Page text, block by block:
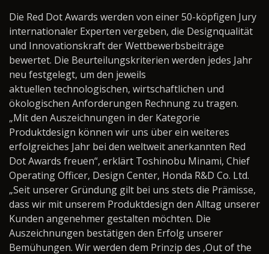
Die Red Dot Awards werden von einer 50-köpfigen Jury
internationaler Experten vergeben, die Designqualität
und Innovationskraft der Wettbewerbsbeiträge
bewertet. Die Beurteilungskriterien werden jedes Jahr
neu festgelegt, um den jeweils
aktuellen technologischen, wirtschaftlichen und
ökologischen Anforderungen Rechnung zu tragen.
„Mit den Auszeichnungen in der Kategorie
Produktdesign können wir uns über ein weiteres
erfolgreiches Jahr bei den weltweit anerkannten Red
Dot Awards freuen“, erklärt Toshinobu Minami, Chief
Operating Officer, Design Center, Honda R&D Co. Ltd.
„Seit unserer Gründung gilt bei uns stets die Prämisse,
dass wir mit unserem Produktdesign den Alltag unserer
Kunden angenehmer gestalten möchten. Die
Auszeichnungen bestätigen den Erfolg unserer
Bemühungen. Wir werden dem Prinzip des ‚Out of the